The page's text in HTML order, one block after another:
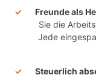
Freunde als
Sie die
Jede
Steuerlich